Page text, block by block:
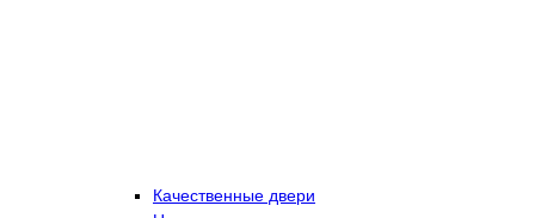
Качественные двери